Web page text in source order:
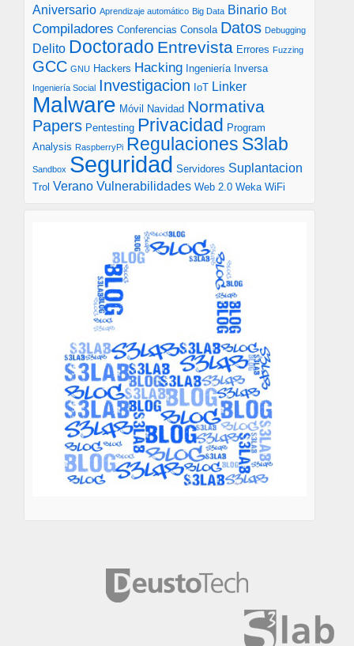
Aniversario Aprendizaje automático Big Data Binario Bot
Compiladores Conferencias Consola Datos Debugging
Delito Doctorado Entrevista Errores Fuzzing
GCC GNU Hackers Hacking Ingeniería Inversa
Ingeniería Social Investigacion IoT Linker
Malware Móvil Navidad Normativa
Papers Pentesting Privacidad Program
Analysis RaspberryPi Regulaciones S3lab
Sandbox Seguridad Servidores Suplantacion
Trol Verano Vulnerabilidades Web 2.0 Weka WiFi